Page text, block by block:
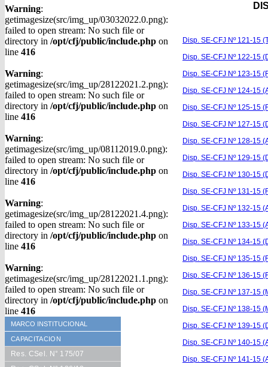
Warning:
getimagesize(src/img_up/03032022.0.png):
failed to open stream: No such file or
directory in /opt/cfj/public/include.php on
line 416
Warning:
getimagesize(src/img_up/28122021.2.png):
failed to open stream: No such file or
directory in /opt/cfj/public/include.php on
line 416
Warning:
getimagesize(src/img_up/08112019.0.png):
failed to open stream: No such file or
directory in /opt/cfj/public/include.php on
line 416
Warning:
getimagesize(src/img_up/28122021.4.png):
failed to open stream: No such file or
directory in /opt/cfj/public/include.php on
line 416
Warning:
getimagesize(src/img_up/28122021.1.png):
failed to open stream: No such file or
directory in /opt/cfj/public/include.php on
line 416
MARCO INSTITUCIONAL
CAPACITACION
Res. CSel. N° 175/07
Disp. SE-CFJ Nº 121-15
Disp. SE-CFJ Nº 122-15
Disp. SE-CFJ Nº 123-15
Disp. SE-CFJ Nº 124-15
Disp. SE-CFJ Nº 125-15
Disp. SE-CFJ Nº 127-15
Disp. SE-CFJ Nº 128-15
Disp. SE-CFJ Nº 129-15
Disp. SE-CFJ Nº 130-15
Disp. SE-CFJ Nº 131-15
Disp. SE-CFJ Nº 132-15
Disp. SE-CFJ Nº 133-15
Disp. SE-CFJ Nº 134-15
Disp. SE-CFJ Nº 135-15
Disp. SE-CFJ Nº 136-15
Disp. SE-CFJ Nº 137-15
Disp. SE-CFJ Nº 138-15
Disp. SE-CFJ Nº 139-15
Disp. SE-CFJ Nº 140-15
Disp. SE-CFJ Nº 141-15